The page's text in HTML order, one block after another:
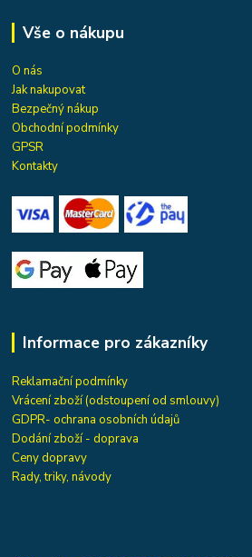
Vše o nákupu
O nás
Jak nakupovat
Bezpečný nákup
Obchodní podmínky
GPSR
Kontakty
Informace pro zákazníky
Reklamační podmínky
Vrácení zboží (odstoupení od smlouvy)
GDPR- ochrana osobních údajů
Dodání zboží - doprava
Ceny dopravy
Rady, triky, návody